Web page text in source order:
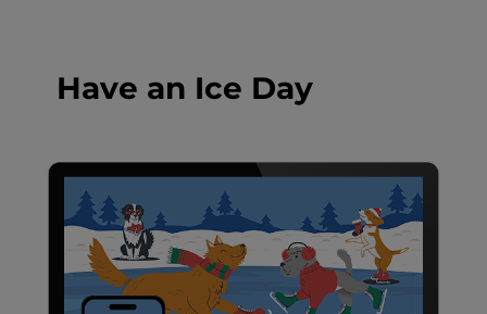
Have an Ice Day